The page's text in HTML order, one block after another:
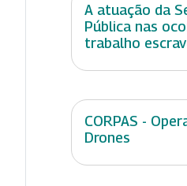
A atuação da
Pública nas
trabalho
CORPAS -
Drones